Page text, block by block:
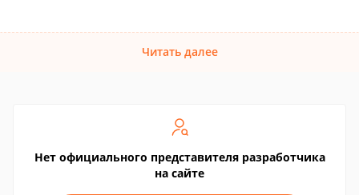
Читать далее
Нет официального представителя разработчика
на сайте